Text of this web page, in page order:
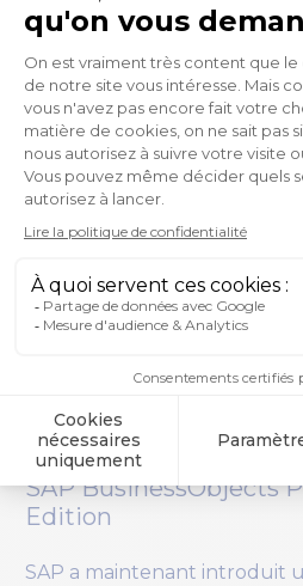
Rendre 360Suite plus
360Suite est un ensemble
mais nous aimerions les
intelligentes. Actuellement,
vous pour configurer le
exemple, en fournissant des
ce que vous devriez faire, en
capables d’automatiser
SAP BusinessObjects
Edition
SAP a maintenant introduit